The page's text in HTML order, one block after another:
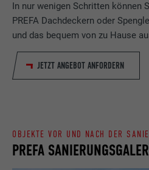
In nur wenigen Schritten können
PREFA Dachdeckern oder
und das bequem von zu Hause
JETZT ANGEBOT ANFORDERN
PREFA
OBJEKTE VOR UND NACH DER
Name _gaexp
Zweck
Speichert die
Sprach version
Name lang
Laufzeit Sitzung